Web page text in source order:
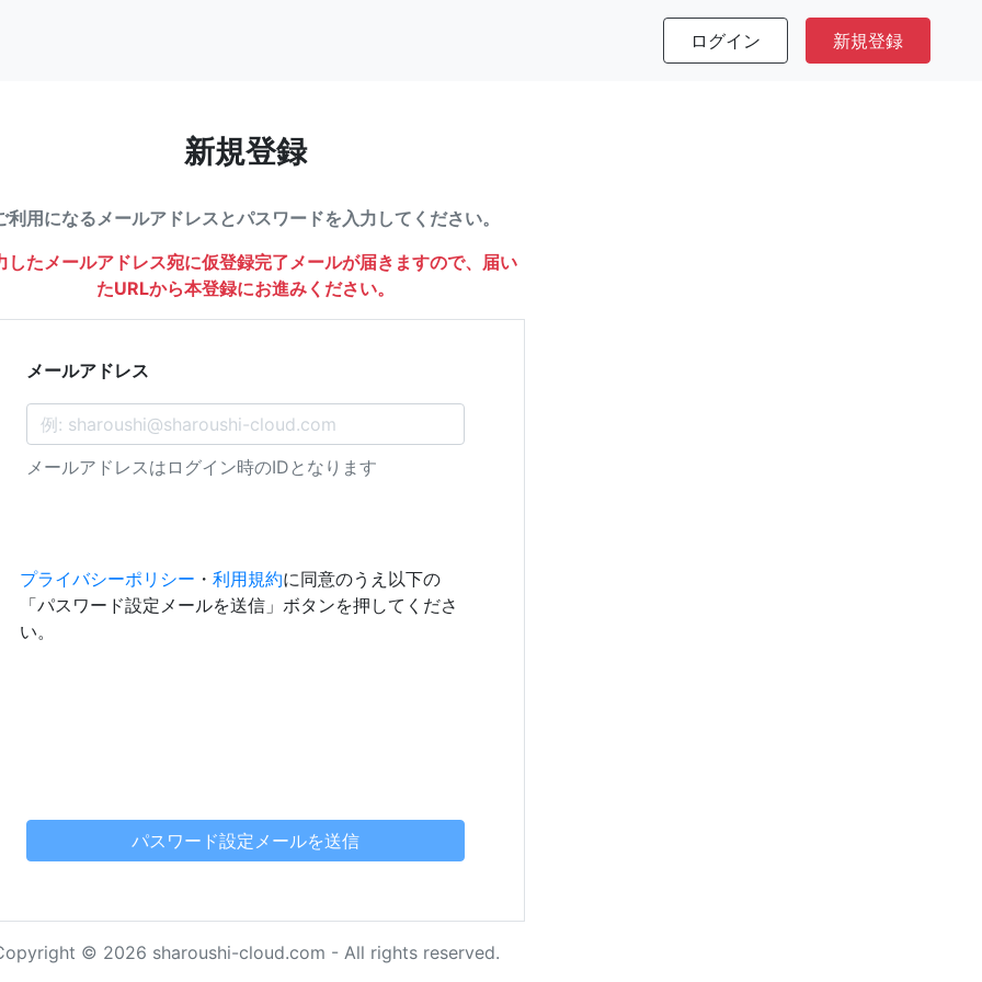
ログイン 新規登録
新規登録
利用になるメールアドレスとパスワードを入力してください。
したメールアドレス宛に仮登録完了メールが届きますので、届い
たURLから本登録にお進みください。
メールアドレス
メールアドレスはログイン時のIDとなります
プライバシーポリシー ・ 利用規約に同意のうえ以下の
「パスワード設定メールを送信」ボタンを押してくださ
い。
© 2026 sharoushi-cloud.com - All rights reserved.